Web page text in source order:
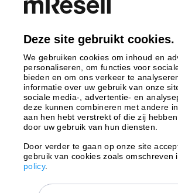
Spanje
Zweden
Betaling
Deze site gebruikt cookies.
We gebruiken cookies om inhoud en
personaliseren, om functies voor
bieden en om ons verkeer te
informatie over uw gebruik van onze
sociale media-, advertentie- en
deze kunnen combineren met andere
aan hen hebt verstrekt of die zij
door uw gebruik van hun diensten.
Door verder te gaan op onze site
gebruik van cookies zoals omschreven
policy.